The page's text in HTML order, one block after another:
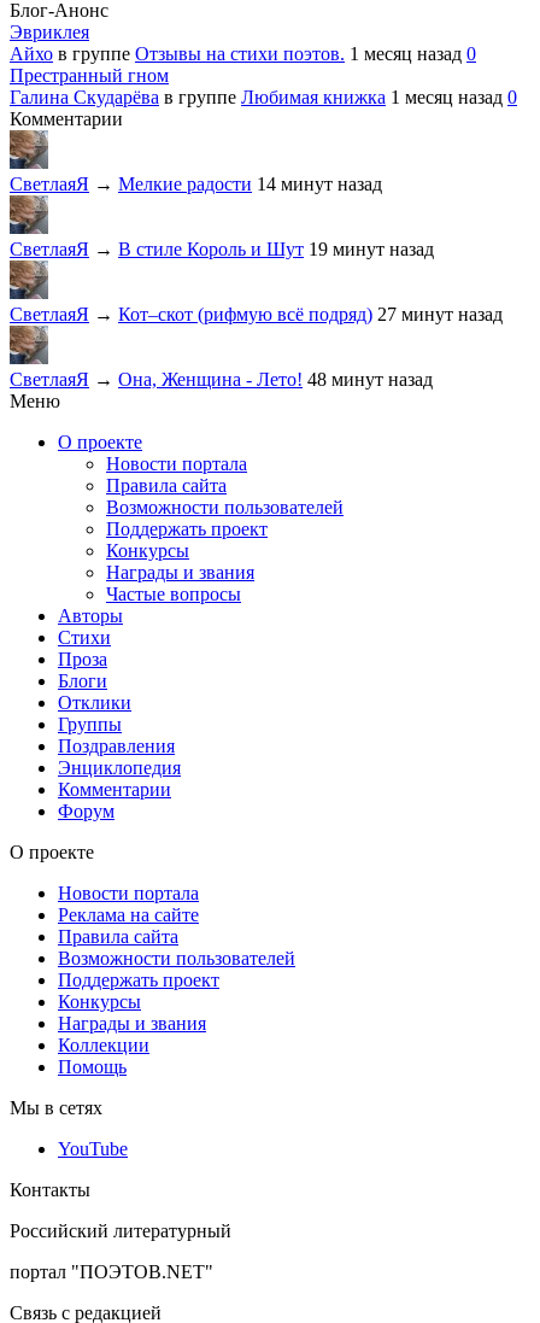
Блог-Анонс
Эвриклея
Айхо в группе Отзывы на стихи поэтов. 1 месяц назад 0
Престранный гном
Галина Скударёва в группе Любимая книжка 1 месяц назад 0
Комментарии
СветлаяЯ → Мелкие радости 14 минут назад
СветлаяЯ → В стиле Король и Шут 19 минут назад
СветлаяЯ → Кот–скот (рифмую всё подряд) 27 минут назад
СветлаяЯ → Она, Женщина - Лето! 48 минут назад
Меню
О проекте
Новости портала
Правила сайта
Возможности пользователей
Поддержать проект
Конкурсы
Награды и звания
Частые вопросы
Авторы
Стихи
Проза
Блоги
Отклики
Группы
Поздравления
Энциклопедия
Комментарии
Форум
О проекте
Новости портала
Реклама на сайте
Правила сайта
Возможности пользователей
Поддержать проект
Конкурсы
Награды и звания
Коллекции
Помощь
Мы в сетях
YouTube
Контакты
Российский литературный
портал "ПОЭТОВ.NET"
Связь с редакцией